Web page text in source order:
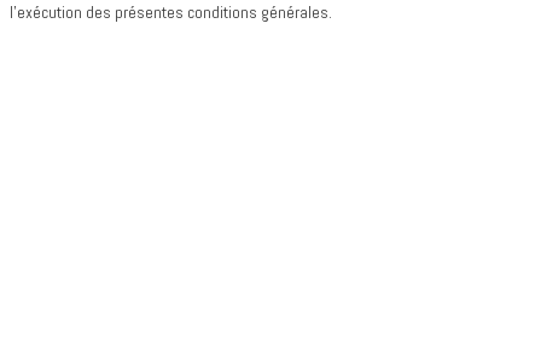
l’exécution des présentes conditions générales.